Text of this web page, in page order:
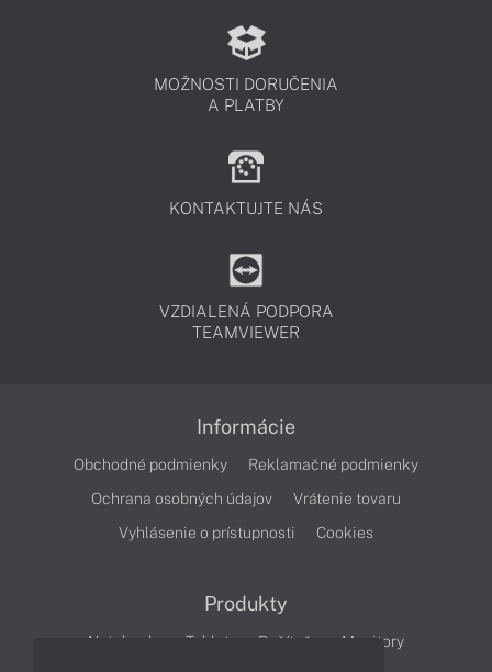
MOŽNOSTI DORUČENIA
A PLATBY
KONTAKTUJTE NÁS
VZDIALENÁ PODPORA
TEAMVIEWER
Informácie
Obchodné podmienky
Reklamačné podmienky
Ochrana osobných údajov
Vrátenie tovaru
Vyhlásenie o prístupnosti
Cookies
Produkty
Notebooky Tablety Počítače Monitory